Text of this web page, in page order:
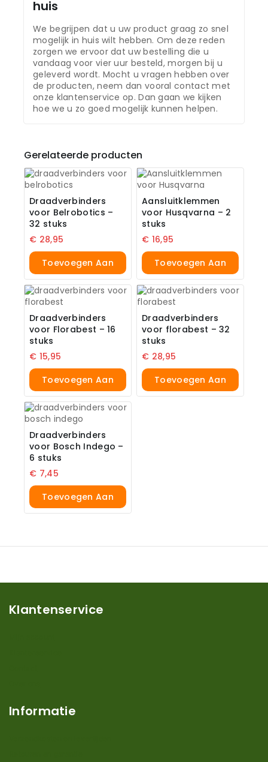
huis
We begrijpen dat u uw product graag zo snel
mogelijk in huis wilt hebben. Om deze reden
zorgen we ervoor dat uw bestelling die u
vandaag voor vier uur besteld, morgen bij u
geleverd wordt. Mocht u vragen hebben over
de producten, neem dan vooral contact met
onze klantenservice op. Dan gaan we kijken
hoe we u zo goed mogelijk kunnen helpen.
Gerelateerde producten
Draadverbinders
voor Belrobotics –
32 stuks
€ 28,95
Toevoegen Aan
Winkelwagen
Aansluitklemmen
voor Husqvarna – 2
stuks
€ 16,95
Toevoegen Aan
Winkelwagen
Draadverbinders
voor Florabest – 16
stuks
€ 15,95
Toevoegen Aan
Winkelwagen
Draadverbinders
voor florabest – 32
stuks
€ 28,95
Toevoegen Aan
Winkelwagen
Draadverbinders
voor Bosch Indego –
6 stuks
€ 7,45
Toevoegen Aan
Winkelwagen
Klantenservice
Informatie